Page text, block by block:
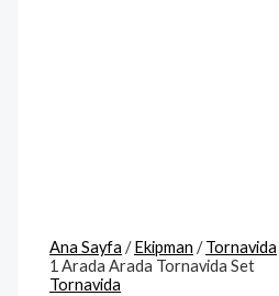
Ana Sayfa /Ekipman /Tornavida
1 Arada Arada Tornavida Set
Tornavida